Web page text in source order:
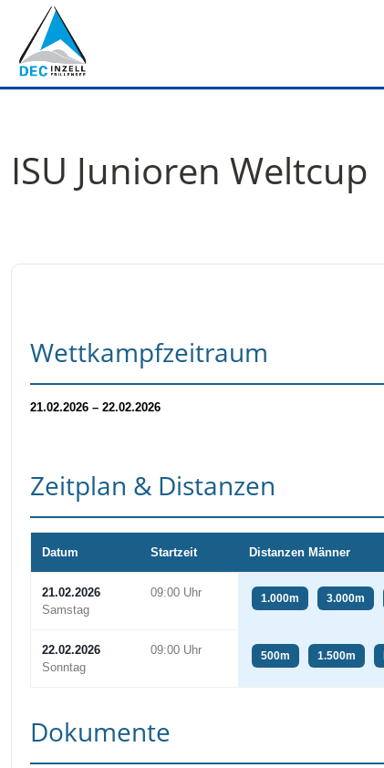
ISU Junioren Weltcup
Wettkampfzeitraum
21.02.2026 – 22.02.2026
Zeitplan & Distanzen
Datum Startzeit Distanzen Männer
21.02.2026
Samstag
09:00 Uhr 1.000m 3.000m
22.02.2026
Sonntag
09:00 Uhr 500m 1.500m
Dokumente